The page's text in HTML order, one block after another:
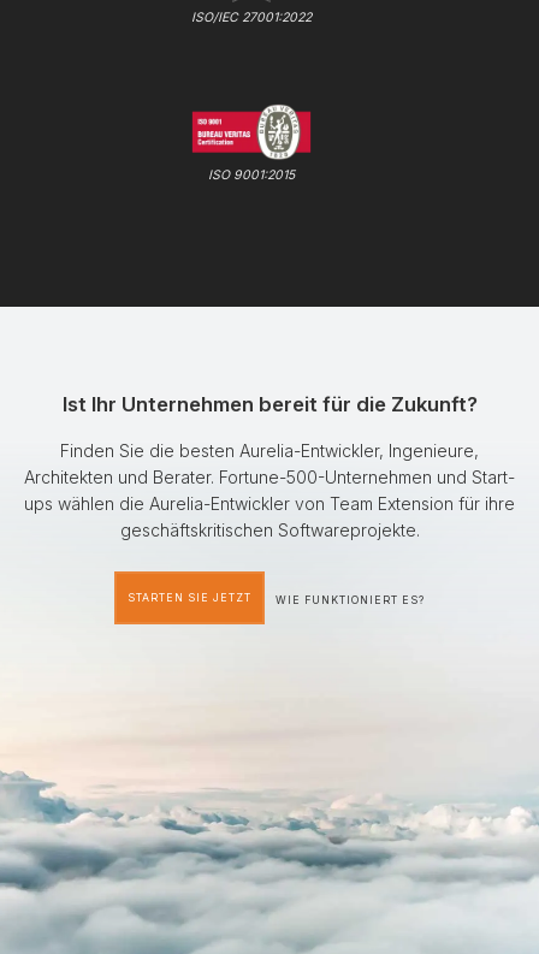
ISO/IEC 27001:2022
ISO 9001:2015
Ist Ihr Unternehmen bereit für die Zukunft?
Finden Sie die besten Aurelia-Entwickler, Ingenieure,
Architekten und Berater. Fortune-500-Unternehmen und Start-
ups wählen die Aurelia-Entwickler von Team Extension für ihre
geschäftskritischen Softwareprojekte.
STARTEN SIE JETZT WIE FUNKTIONIERT ES?